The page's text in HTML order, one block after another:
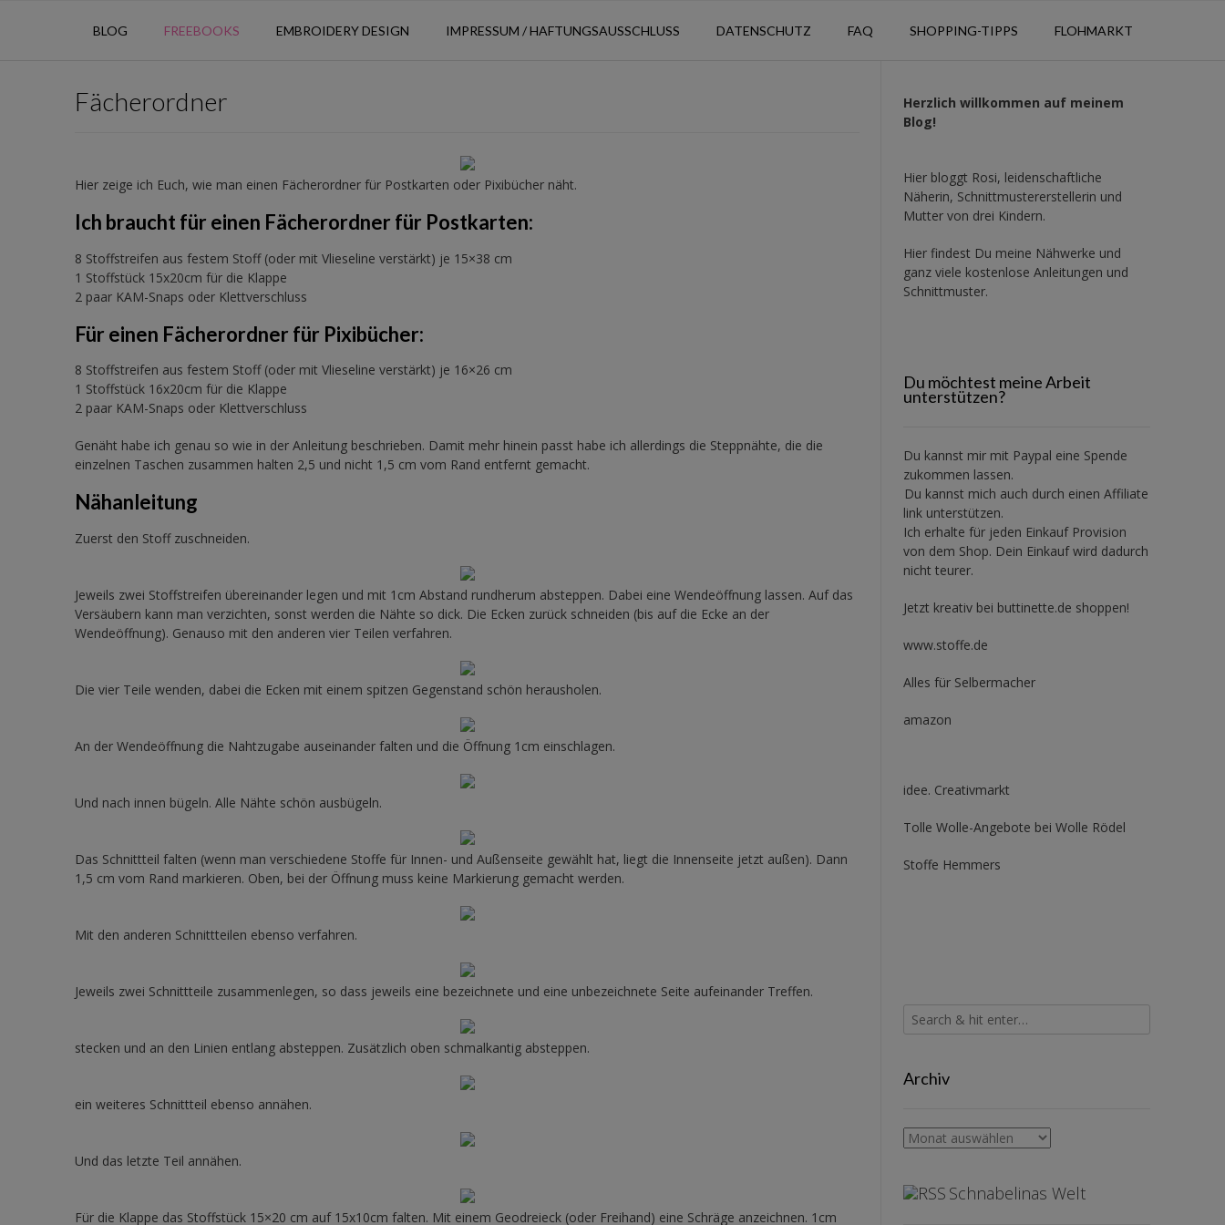
BLOG FREEBOOKS EMBROIDERY DESIGN IMPRESSUM / HAFTUNGSAUSSCHLUSS DATENSCHUTZ FAQ SHOPPING-TIPPS FLOHMARKT
Fächerordner
Hier zeige ich Euch, wie man einen Fächerordner für Postkarten oder Pixibücher näht.
Ich braucht für einen Fächerordner für Postkarten:
8 Stoffstreifen aus festem Stoff (oder mit Vlieseline verstärkt) je 15×38 cm
1 Stoffstück 15x20cm für die Klappe
2 paar KAM-Snaps oder Klettverschluss
Für einen Fächerordner für Pixibücher:
8 Stoffstreifen aus festem Stoff (oder mit Vlieseline verstärkt) je 16×26 cm
1 Stoffstück 16x20cm für die Klappe
2 paar KAM-Snaps oder Klettverschluss
Genäht habe ich genau so wie in der Anleitung beschrieben. Damit mehr hinein passt habe ich allerdings die Steppnähte, die die
einzelnen Taschen zusammen halten 2,5 und nicht 1,5 cm vom Rand entfernt gemacht.
Nähanleitung
Zuerst den Stoff zuschneiden.
Jeweils zwei Stoffstreifen übereinander legen und mit 1cm Abstand rundherum absteppen. Dabei eine Wendeöffnung lassen. Auf das
Versäubern kann man verzichten, sonst werden die Nähte so dick. Die Ecken zurück schneiden (bis auf die Ecke an der
Wendeöffnung). Genauso mit den anderen vier Teilen verfahren.
Die vier Teile wenden, dabei die Ecken mit einem spitzen Gegenstand schön herausholen.
An der Wendeöffnung die Nahtzugabe auseinander falten und die Öffnung 1cm einschlagen.
Und nach innen bügeln. Alle Nähte schön ausbügeln.
Das Schnittteil falten (wenn man verschiedene Stoffe für Innen- und Außenseite gewählt hat, liegt die Innenseite jetzt außen). Dann
1,5 cm vom Rand markieren. Oben, bei der Öffnung muss keine Markierung gemacht werden.
Mit den anderen Schnittteilen ebenso verfahren.
Jeweils zwei Schnittteile zusammenlegen, so dass jeweils eine bezeichnete und eine unbezeichnete Seite aufeinander Treffen.
stecken und an den Linien entlang absteppen. Zusätzlich oben schmalkantig absteppen.
ein weiteres Schnittteil ebenso annähen.
Und das letzte Teil annähen.
Für die Klappe das Stoffstück 15×20 cm auf 15x10cm falten. Mit einem Geodreieck (oder Freihand) eine Schräge anzeichnen. 1cm
Herzlich willkommen auf meinem
Blog!
Hier bloggt Rosi, leidenschaftliche
Näherin, Schnittmustererstellerin und
Mutter von drei Kindern.
Hier findest Du meine Nähwerke und
ganz viele kostenlose Anleitungen und
Schnittmuster.
Du möchtest meine Arbeit
unterstützen?
Du kannst mir mit Paypal eine Spende
zukommen lassen.
Du kannst mich auch durch einen Affiliate
link unterstützen.
Ich erhalte für jeden Einkauf Provision
von dem Shop. Dein Einkauf wird dadurch
nicht teurer.
Jetzt kreativ bei buttinette.de shoppen!
www.stoffe.de
Alles für Selbermacher
amazon
idee. Creativmarkt
Tolle Wolle-Angebote bei Wolle Rödel
Stoffe Hemmers
Archiv
Archiv
Schnabelinas Welt